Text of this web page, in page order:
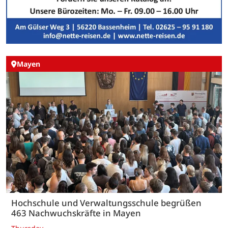
Mayen
Hochschule und Verwaltungsschule begrüßen
463 Nachwuchskräfte in Mayen